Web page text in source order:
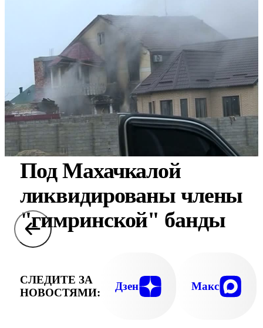
Под Махачкалой
ликвидированы члены
"гимринской" банды
СЛЕДИТЕ ЗА
НОВОСТЯМИ:
Дзен Макс